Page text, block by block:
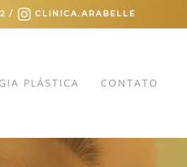
/ CLINICA.ARABELLE
PLÁSTICA CONTATO